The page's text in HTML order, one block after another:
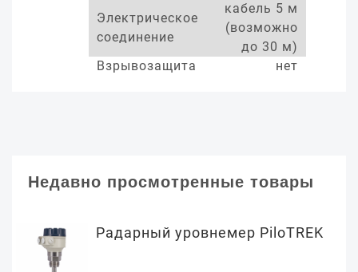
Электрическое
соединение
кабель 5 м
(возможно
до 30 м)
Взрывозащита
нет
Недавно просмотренные товары
Радарный уровнемер PiloTREK